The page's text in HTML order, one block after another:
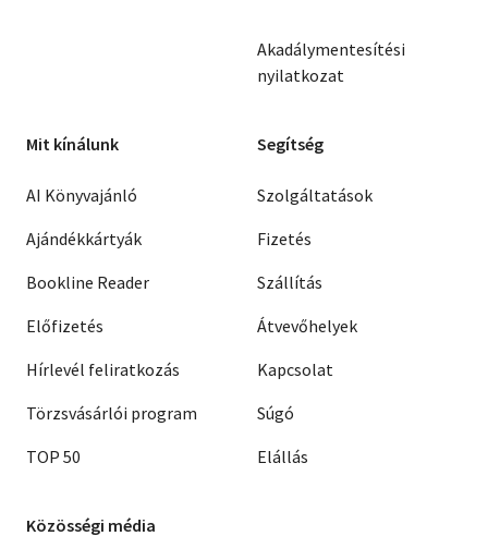
Akadálymentesítési
nyilatkozat
Mit kínálunk
AI Könyvajánló
Ajándékkártyák
Bookline Reader
Előfizetés
Hírlevél feliratkozás
Törzsvásárlói program
TOP 50
Segítség
Szolgáltatások
Fizetés
Szállítás
Átvevőhelyek
Kapcsolat
Súgó
Elállás
Közösségi média